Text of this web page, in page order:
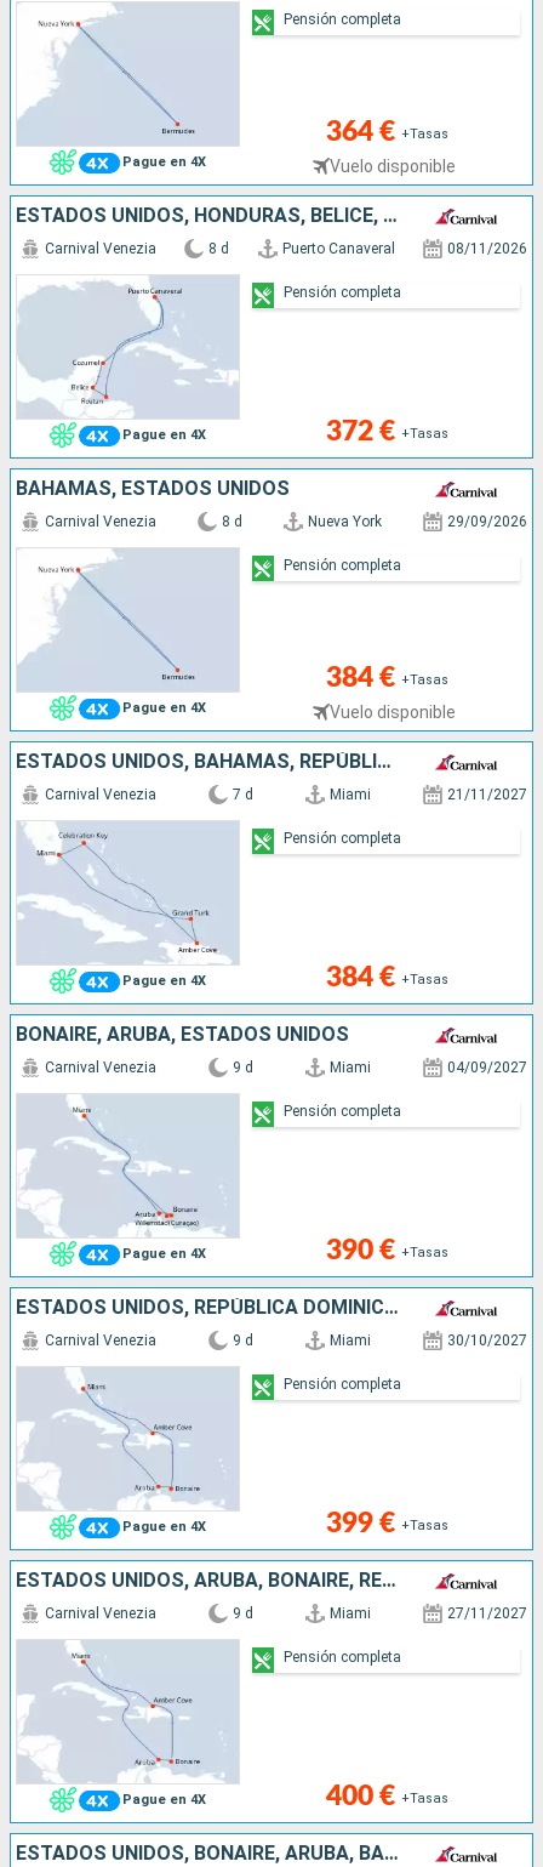
Pague en 4X
364 € +Tasas
Vuelo disponible
Pensión completa
ESTADOS UNIDOS, HONDURAS, BELICE, MÉXICO
Pague en 4X
Carnival Venezia 8 d Puerto Canaveral 08/11/2026
372 € +Tasas
Pensión completa
BAHAMAS, ESTADOS UNIDOS
Pague en 4X
Carnival Venezia 8 d Nueva York 29/09/2026
384 € +Tasas
Vuelo disponible
Pensión completa
ESTADOS UNIDOS, BAHAMAS, REPÚBLICA DOMINICANA, ISLAS TURCAS Y CAICOS
Pague en 4X
Carnival Venezia 7 d Miami 21/11/2027
384 € +Tasas
Pensión completa
BONAIRE, ARUBA, ESTADOS UNIDOS
Pague en 4X
Carnival Venezia 9 d Miami 04/09/2027
390 € +Tasas
Pensión completa
ESTADOS UNIDOS, REPÚBLICA DOMINICANA, BONAIRE, ARUBA
Pague en 4X
Carnival Venezia 9 d Miami 30/10/2027
399 € +Tasas
Pensión completa
ESTADOS UNIDOS, ARUBA, BONAIRE, REPÚBLICA DOMINICANA
Pague en 4X
Carnival Venezia 9 d Miami 27/11/2027
400 € +Tasas
Pensión completa
ESTADOS UNIDOS, BONAIRE, ARUBA, BAHAMAS